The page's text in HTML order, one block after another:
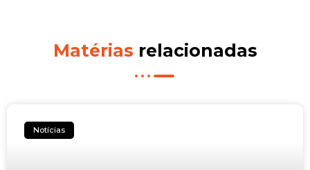
Matérias relacionadas
Notícias